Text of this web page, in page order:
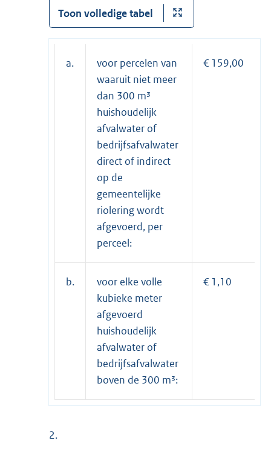
Toon volledige tabel
a.
voor percelen van
waaruit niet meer
dan 300 m³
huishoudelijk
afvalwater of
bedrijfsafvalwater
direct of indirect
op de
gemeentelijke
riolering wordt
afgevoerd, per
perceel:
€ 159,00
b.
voor elke volle
kubieke meter
afgevoerd
huishoudelijk
afvalwater of
bedrijfsafvalwater
boven de 300 m³:
€ 1,10
2.